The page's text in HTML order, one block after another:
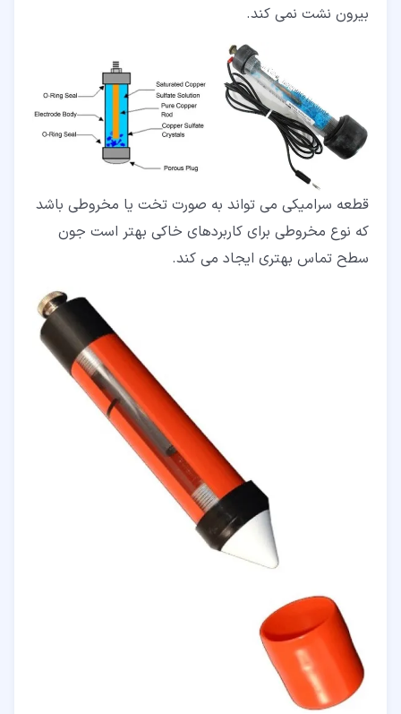
بیرون نشت نمی کند.
قطعه سرامیکی می تواند به صورت تخت یا مخروطی باشد
که نوع مخروطی برای کاربردهای خاکی بهتر است جون
سطح تماس بهتری ایجاد می کند.